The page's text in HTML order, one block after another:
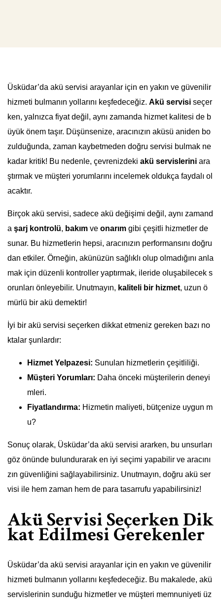
Üsküdar’da akü servisi arayanlar için en yakın ve güvenilir
hizmeti bulmanın yollarını keşfedeceğiz. Akü servisi seçer
ken, yalnızca fiyat değil, aynı zamanda hizmet kalitesi de b
üyük önem taşır. Düşünsenize, aracınızın aküsü aniden bo
zulduğunda, zaman kaybetmeden doğru servisi bulmak ne
kadar kritik! Bu nedenle, çevrenizdeki akü servislerini ara
ştırmak ve müşteri yorumlarını incelemek oldukça faydalı ol
acaktır.
Birçok akü servisi, sadece akü değişimi değil, aynı zamand
a şarj kontrolü, bakım ve onarım gibi çeşitli hizmetler de
sunar. Bu hizmetlerin hepsi, aracınızın performansını doğru
dan etkiler. Örneğin, akünüzün sağlıklı olup olmadığını anla
mak için düzenli kontroller yaptırmak, ileride oluşabilecek s
orunları önleyebilir. Unutmayın, kaliteli bir hizmet, uzun ö
mürlü bir akü demektir!
İyi bir akü servisi seçerken dikkat etmeniz gereken bazı no
ktalar şunlardır:
Hizmet Yelpazesi: Sunulan hizmetlerin çeşitliliği.
Müşteri Yorumları: Daha önceki müşterilerin deneyi
mleri.
Fiyatlandırma: Hizmetin maliyeti, bütçenize uygun m
u?
Sonuç olarak, Üsküdar’da akü servisi ararken, bu unsurları
göz önünde bulundurarak en iyi seçimi yapabilir ve aracını
zın güvenliğini sağlayabilirsiniz. Unutmayın, doğru akü ser
visi ile hem zaman hem de para tasarrufu yapabilirsiniz!
Akü Servisi Seçerken Dik
kat Edilmesi Gerekenler
Üsküdar’da akü servisi arayanlar için en yakın ve güvenilir
hizmeti bulmanın yollarını keşfedeceğiz. Bu makalede, akü
servislerinin sunduğu hizmetler ve müşteri memnuniyeti üz